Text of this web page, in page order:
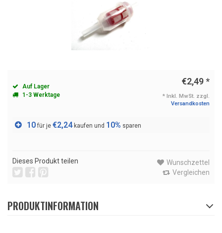
Auf Lager
1-3 Werktage
€2,49*
* Inkl. MwSt. zzgl.
Versandkosten
10 für je €2,24kaufen und 10% sparen
Dieses Produkt teilen
Wunschzettel
Vergleichen
PRODUKTINFORMATION